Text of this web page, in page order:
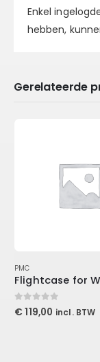
Enkel
hebben,
Gerelateerde
PMC
Flightcase for
0out of 5
€ 119,00 incl. BTW